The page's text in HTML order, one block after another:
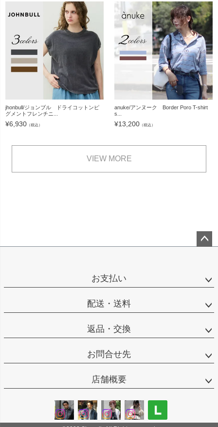
jhonbull/ジョンブル ドライコットンピ
グメントフレンチニ...
¥6,930 （税込）
anuke/アンヌーク Border Poro T-shirt
s...
¥13,200 （税込）
VIEW MORE
お支払い
配送・送料
返品・交換
お問合せ先
店舗概要